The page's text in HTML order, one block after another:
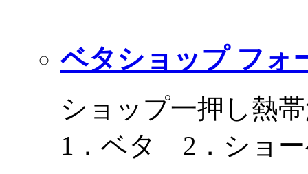
ベタショップ フォ
ショップ一押し熱
1．ベタ 2．ショ